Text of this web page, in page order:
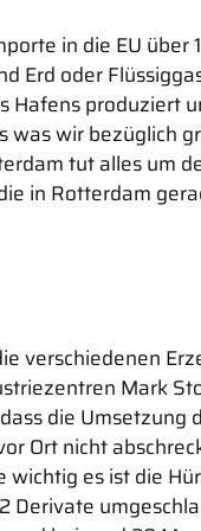
in die EU
Erd oder
Hafens produziert
wir bezüglich
tut alles um
in Rotterdam
verschiedenen
Mark
die Umsetzung
Ort nicht
es ist die